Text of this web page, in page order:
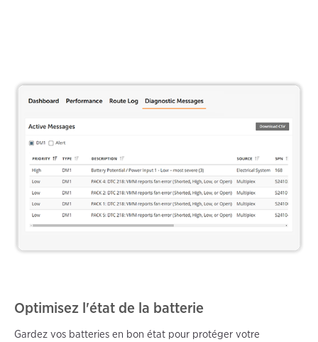
Optimisez l'état de la batterie
Gardez vos batteries en bon état pour protéger votre